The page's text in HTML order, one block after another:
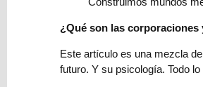
ficción
realista
¿Qué son las
Este artículo es una mezcla
futuro. Y su psicología. Todo